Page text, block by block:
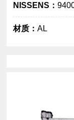
NISSENS：
材质：AL